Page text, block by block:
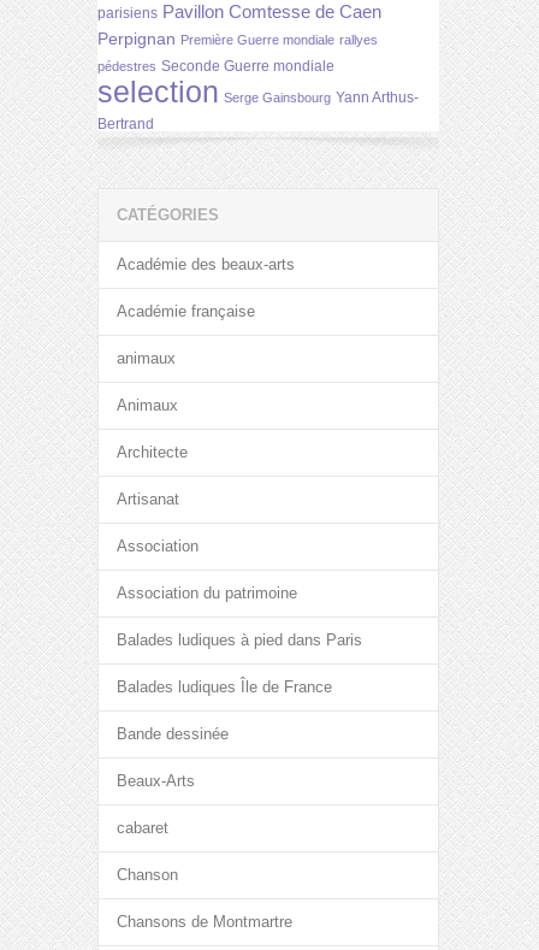
parisiens Pavillon Comtesse de Caen
Perpignan Première Guerre mondiale rallyes
pédestres Seconde Guerre mondiale
selection Serge Gainsbourg Yann Arthus-
Bertrand
CATÉGORIES
Académie des beaux-arts
Académie française
animaux
Animaux
Architecte
Artisanat
Association
Association du patrimoine
Balades ludiques à pied dans Paris
Balades ludiques Île de France
Bande dessinée
Beaux-Arts
cabaret
Chanson
Chansons de Montmartre